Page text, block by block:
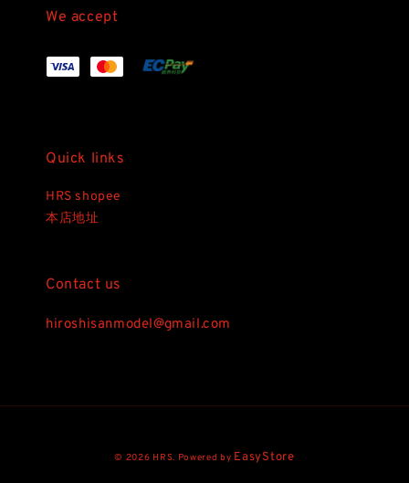
We accept
Quick links
HRS shopee
本店地址
Contact us
hiroshisanmodel@gmail.com
© 2026 HRS. Powered by EasyStore